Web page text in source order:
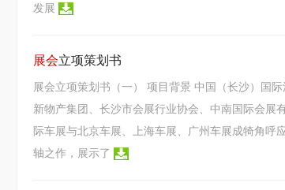
发展
展会立项策划书
展会立项策划书（一） 项目背景 中国（长沙）国
新物产集团、长沙市会展行业协会、中南国际会展
际车展与北京车展、上海车展、广州车展成犄角呼
轴之作，展示了